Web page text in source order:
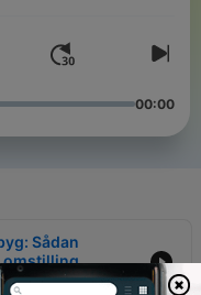
00:00
Sådan
omstilling